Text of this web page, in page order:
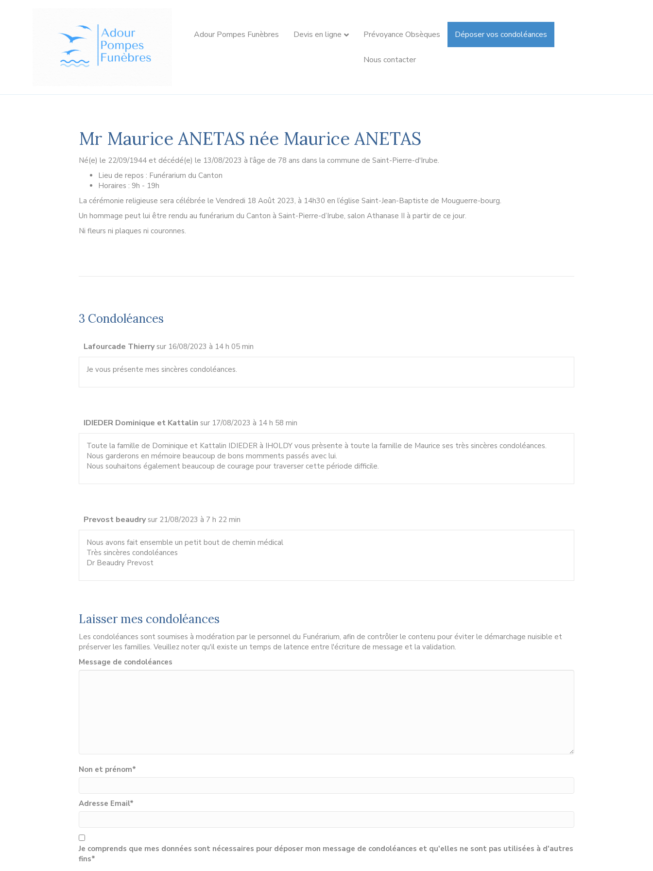
Adour Pompes Funèbres Devis en ligne Prévoyance Obsèques Déposer vos condoléances
Nous contacter
Mr Maurice ANETAS née Maurice ANETAS
Né(e) le 22/09/1944 et décédé(e) le 13/08/2023 à l'âge de 78 ans dans la commune de Saint-Pierre-d'Irube.
Lieu de repos : Funérarium du Canton
Horaires : 9h - 19h
La cérémonie religieuse sera célébrée le Vendredi 18 Août 2023, à 14h30 en l’église Saint-Jean-Baptiste de Mouguerre-bourg.
Un hommage peut lui être rendu au funérarium du Canton à Saint-Pierre-d’Irube, salon Athanase II à partir de ce jour.
Ni fleurs ni plaques ni couronnes.
3 Condoléances
Lafourcade Thierry sur 16/08/2023 à 14 h 05 min
Je vous présente mes sincères condoléances.
IDIEDER Dominique et Kattalin sur 17/08/2023 à 14 h 58 min
Toute la famille de Dominique et Kattalin IDIEDER à IHOLDY vous prèsente à toute la famille de Maurice ses très sincères condoléances.
Nous garderons en mémoire beaucoup de bons momments passés avec lui.
Nous souhaitons également beaucoup de courage pour traverser cette période difficile.
Prevost beaudry sur 21/08/2023 à 7 h 22 min
Nous avons fait ensemble un petit bout de chemin médical
Très sincères condoléances
Dr Beaudry Prevost
Laisser mes condoléances
Les condoléances sont soumises à modération par le personnel du Funérarium, afin de contrôler le contenu pour éviter le démarchage nuisible et
préserver les familles. Veuillez noter qu'il existe un temps de latence entre l'écriture de message et la validation.
Message de condoléances
Non et prénom*
Adresse Email*
Je comprends que mes données sont nécessaires pour déposer mon message de condoléances et qu'elles ne sont pas utilisées à d'autres
fins*